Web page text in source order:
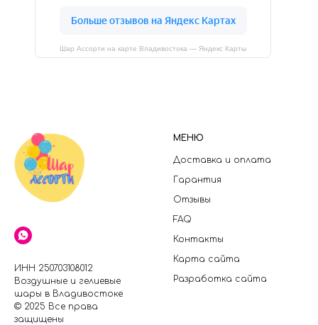
Шар Ассорти на карте Владивостока — Яндекс Карты
ИНН 250703108012
Воздушные и гелиевые
шары в Владивостоке
© 2025 Все права
защищены
МЕНЮ
Доставка и оплата
Гарантия
Отзывы
FAQ
Контакты
Карта сайта
Разработка сайта